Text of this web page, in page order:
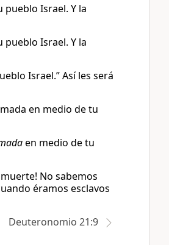
pueblo Israel. Y la
pueblo Israel. Y la
Israel.” Así les será
en medio de tu
en medio de tu
No sabemos
éramos esclavos
Deuteronomio 21:9